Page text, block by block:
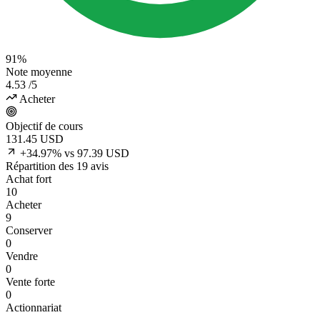
91%
Note moyenne
4.53 /5
Acheter
Objectif de cours
131.45 USD
+34.97% vs 97.39 USD
Répartition des 19 avis
Achat fort
10
Acheter
9
Conserver
0
Vendre
0
Vente forte
0
Actionnariat